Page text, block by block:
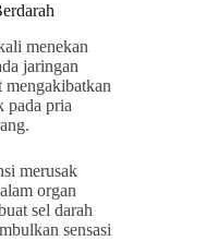
menekan
jaringan
mengakibatkan
pada pria
merusak
organ
sel darah
sensasi